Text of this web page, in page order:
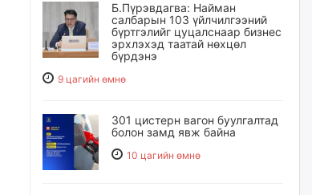
Б.Пүрэвдагва: Найман
салбарын 103 үйлчилгээний
бүртгэлийг цуцалснаар бизнес
эрхлэхэд таатай нөхцөл
бүрдэнэ
9 цагийн өмнө
301 цистерн вагон буулгалтад
болон замд явж байна
10 цагийн өмнө